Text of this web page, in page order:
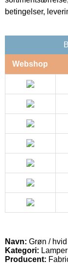
betingelser,
Webshop
Navn: Grøn /
Kategori:
Producent: